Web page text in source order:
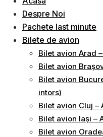
Despre Noi
Pachete last minute
Bilete de avion
Bilet avion Arad
Bilet avion
Bilet avion
intors)
Bilet avion Cluj –
Bilet avion Iași –
Bilet avion